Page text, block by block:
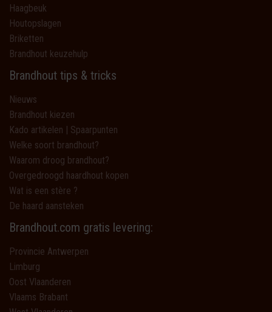
Haagbeuk
Houtopslagen
Briketten
Brandhout keuzehulp
Brandhout tips & tricks
Nieuws
Brandhout kiezen
Kado artikelen | Spaarpunten
Welke soort brandhout?
Waarom droog brandhout?
Overgedroogd haardhout kopen
Wat is een stère ?
De haard aansteken
Brandhout.com gratis levering:
Provincie Antwerpen
Limburg
Oost Vlaanderen
Vlaams Brabant